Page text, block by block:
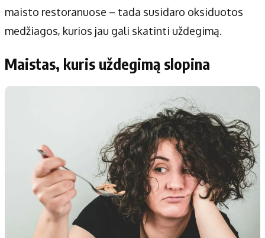
maisto restoranuose – tada susidaro oksiduotos
medžiagos, kurios jau gali skatinti uždegimą.
Maistas, kuris uždegimą slopina